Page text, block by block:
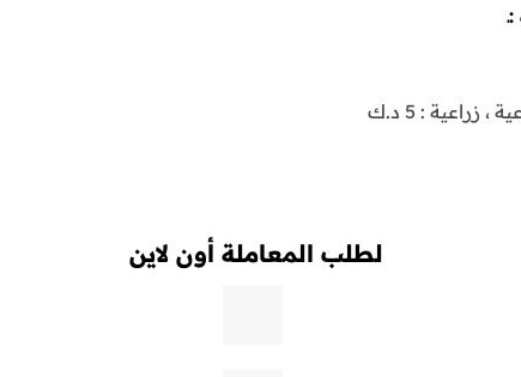
زراعية : 5 د.ك
لطلب المعاملة أون لاين